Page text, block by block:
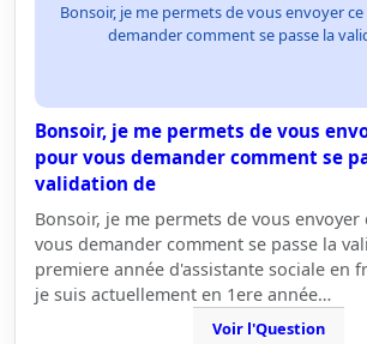
Bonsoir, je me permets de vous envoyer
demander comment se passe la
Bonsoir, je me permets de vous
pour vous demander comment se
validation de
Bonsoir, je me permets de vous
vous demander comment se passe la
premiere année d'assistante sociale en
je suis actuellement en 1ere année…
Voir l'Question